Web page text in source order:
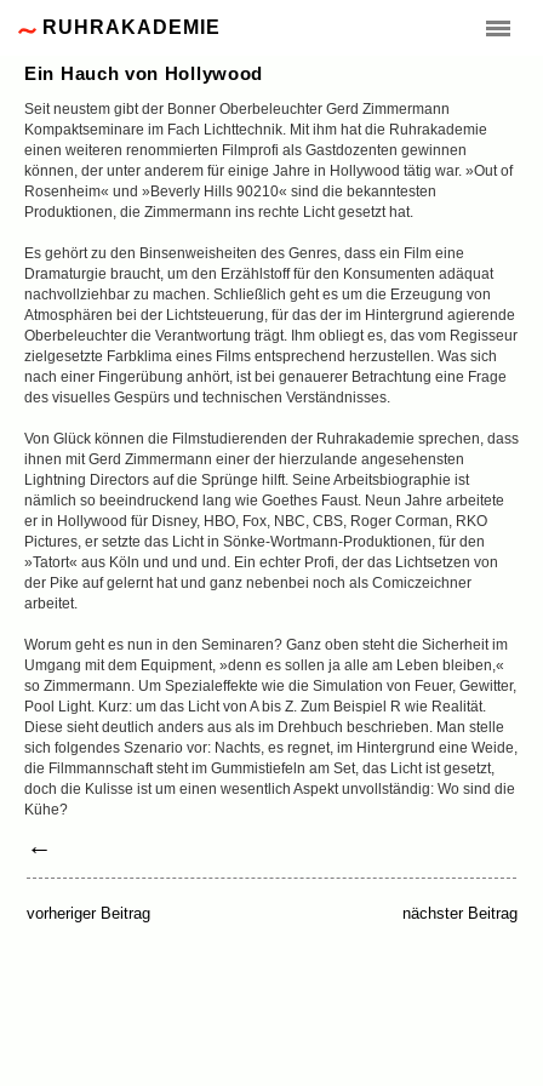
RUHRAKADEMIE
Ein Hauch von Hollywood
Seit neustem gibt der Bonner Oberbeleuchter Gerd Zimmermann
Kompaktseminare im Fach Lichttechnik. Mit ihm hat die Ruhrakademie
einen weiteren renommierten Filmprofi als Gastdozenten gewinnen
können, der unter anderem für einige Jahre in Hollywood tätig war. »Out of
Rosenheim« und »Beverly Hills 90210« sind die bekanntesten
Produktionen, die Zimmermann ins rechte Licht gesetzt hat.
Es gehört zu den Binsenweisheiten des Genres, dass ein Film eine
Dramaturgie braucht, um den Erzählstoff für den Konsumenten adäquat
nachvollziehbar zu machen. Schließlich geht es um die Erzeugung von
Atmosphären bei der Lichtsteuerung, für das der im Hintergrund agierende
Oberbeleuchter die Verantwortung trägt. Ihm obliegt es, das vom Regisseur
zielgesetzte Farbklima eines Films entsprechend herzustellen. Was sich
nach einer Fingerübung anhört, ist bei genauerer Betrachtung eine Frage
des visuelles Gespürs und technischen Verständnisses.
Von Glück können die Filmstudierenden der Ruhrakademie sprechen, dass
ihnen mit Gerd Zimmermann einer der hierzulande angesehensten
Lightning Directors auf die Sprünge hilft. Seine Arbeitsbiographie ist
nämlich so beeindruckend lang wie Goethes Faust. Neun Jahre arbeitete
er in Hollywood für Disney, HBO, Fox, NBC, CBS, Roger Corman, RKO
Pictures, er setzte das Licht in Sönke-Wortmann-Produktionen, für den
»Tatort« aus Köln und und und. Ein echter Profi, der das Lichtsetzen von
der Pike auf gelernt hat und ganz nebenbei noch als Comiczeichner
arbeitet.
Worum geht es nun in den Seminaren? Ganz oben steht die Sicherheit im
Umgang mit dem Equipment, »denn es sollen ja alle am Leben bleiben,«
so Zimmermann. Um Spezialeffekte wie die Simulation von Feuer, Gewitter,
Pool Light. Kurz: um das Licht von A bis Z. Zum Beispiel R wie Realität.
Diese sieht deutlich anders aus als im Drehbuch beschrieben. Man stelle
sich folgendes Szenario vor: Nachts, es regnet, im Hintergrund eine Weide,
die Filmmannschaft steht im Gummistiefeln am Set, das Licht ist gesetzt,
doch die Kulisse ist um einen wesentlich Aspekt unvollständig: Wo sind die
Kühe?
←
vorheriger Beitrag nächster Beitrag